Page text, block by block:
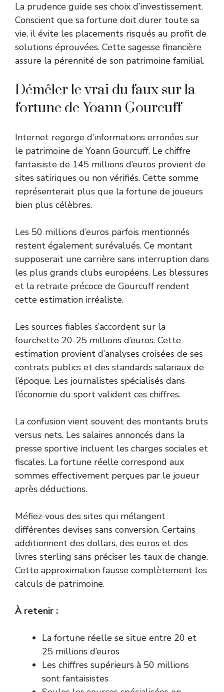
La prudence guide ses choix d’investissement.
Conscient que sa fortune doit durer toute sa
vie, il évite les placements risqués au profit de
solutions éprouvées. Cette sagesse financière
assure la pérennité de son patrimoine familial.
Démêler le vrai du faux sur la
fortune de Yoann Gourcuff
Internet regorge d’informations erronées sur
le patrimoine de Yoann Gourcuff. Le chiffre
fantaisiste de 145 millions d’euros provient de
sites satiriques ou non vérifiés. Cette somme
représenterait plus que la fortune de joueurs
bien plus célèbres.
Les 50 millions d’euros parfois mentionnés
restent également surévalués. Ce montant
supposerait une carrière sans interruption dans
les plus grands clubs européens. Les blessures
et la retraite précoce de Gourcuff rendent
cette estimation irréaliste.
Les sources fiables s’accordent sur la
fourchette 20-25 millions d’euros. Cette
estimation provient d’analyses croisées de ses
contrats publics et des standards salariaux de
l’époque. Les journalistes spécialisés dans
l’économie du sport valident ces chiffres.
La confusion vient souvent des montants bruts
versus nets. Les salaires annoncés dans la
presse sportive incluent les charges sociales et
fiscales. La fortune réelle correspond aux
sommes effectivement perçues par le joueur
après déductions.
Méfiez-vous des sites qui mélangent
différentes devises sans conversion. Certains
additionnent des dollars, des euros et des
livres sterling sans préciser les taux de change.
Cette approximation fausse complètement les
calculs de patrimoine.
À retenir :
La fortune réelle se situe entre 20 et
25 millions d’euros
Les chiffres supérieurs à 50 millions
sont fantaisistes